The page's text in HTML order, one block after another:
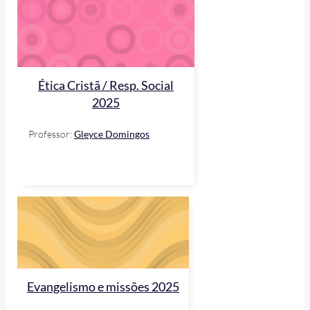
Ética Cristã / Resp. Social
2025
Professor:Gleyce Domingos
Evangelismo e missões 2025